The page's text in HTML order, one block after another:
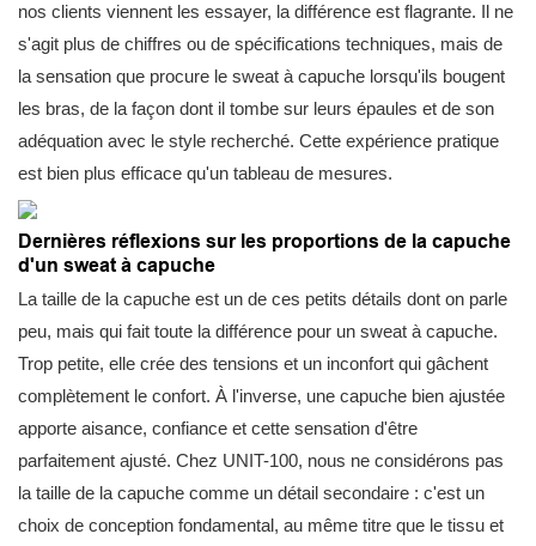
nos clients viennent les essayer, la différence est flagrante. Il ne
s'agit plus de chiffres ou de spécifications techniques, mais de
la sensation que procure le sweat à capuche lorsqu'ils bougent
les bras, de la façon dont il tombe sur leurs épaules et de son
adéquation avec le style recherché. Cette expérience pratique
est bien plus efficace qu'un tableau de mesures.
Dernières réflexions sur les proportions de la capuche
d'un sweat à capuche
La taille de la capuche est un de ces petits détails dont on parle
peu, mais qui fait toute la différence pour un sweat à capuche.
Trop petite, elle crée des tensions et un inconfort qui gâchent
complètement le confort. À l'inverse, une capuche bien ajustée
apporte aisance, confiance et cette sensation d'être
parfaitement ajusté. Chez UNIT-100, nous ne considérons pas
la taille de la capuche comme un détail secondaire : c'est un
choix de conception fondamental, au même titre que le tissu et